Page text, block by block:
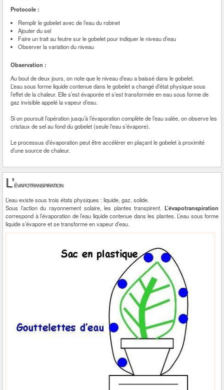
Protocole :
Remplir le gobelet avec de l’eau du robinet
Ajouter du sel
Faire un trait au feutre sur le gobelet pour indiquer le niveau d’eau
Observer la variation du niveau
Observation :
Au bout de deux jours, on note que le niveau d’eau a baissé dans le gobelet.
L’eau sous forme liquide contenue dans le gobelet a changé d’état physique sous
l’effet de la chaleur. Elle s’est évaporée et s’est transformée en eau sous forme de
gaz invisible appelé la vapeur d’eau.
Si on poursuit l’opération jusqu’à l’évaporation complète de l’eau salée, on observe les
cristaux de sel au fond du gobelet (seule l’eau s’évapore).
Le processus d’évaporation peut être accélérer en plaçant le gobelet à proximité
d’une source de chaleur.
L’évapotranspiration
L’eau existe sous trois états physiques : liquide, gaz, solide.
Sous l’action du rayonnement solaire, les plantes transpirent. L’évapotranspiration
correspond à l’évaporation de l’eau liquide contenue dans les plantes. L’eau sous forme
liquide s’évapore et se transforme en vapeur d’eau.